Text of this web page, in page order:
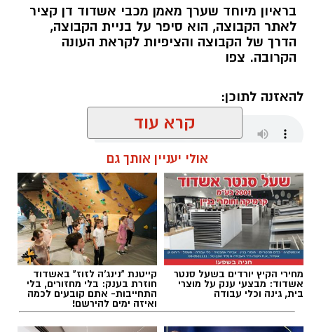
בראיון מיוחד שערך מאמן מכבי אשדוד דן קציר
לאתר הקבוצה, הוא סיפר על בניית הקבוצה,
הדרך של הקבוצה והציפיות לקראת העונה
הקרובה. צפו
להאזנה לתוכן:
שחר כחלון / 18:01 07.08.26
תגים:מכבי אשדוד, דן קציר
קרא עוד
אולי יעניין אותך גם
מחירי הקיץ יורדים בשעל סנטר
אשדוד: מבצעי ענק על מוצרי
בית, גינה וכלי עבודה
קייטנת "נינג'ה לזוז" באשדוד
חוזרת בענק: בלי מחזורים, בלי
התחייבות- אתם קובעים לכמה
ואיזה ימים להירשם!